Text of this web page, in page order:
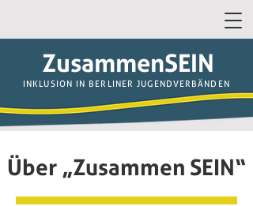
INKLUSION IN BERLINER JUGENDVERBÄNDEN
ZusammenSEIN
Über „Zusammen SEIN“